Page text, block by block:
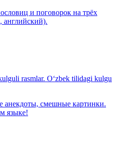
и поговорок на трёх
английский).
rasmlar. O‘zbek tilidagi kulgu
анекдоты, смешные картинки.
языке!